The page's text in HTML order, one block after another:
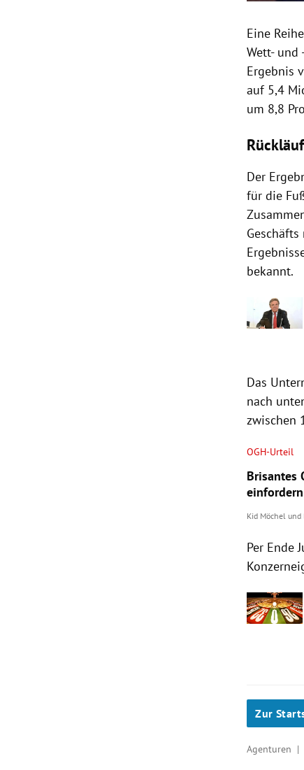
Eine
Wett- und
Ergebnis
auf 5,4
um 8,8
Der
für die
bekannt.
Das
nach
zwischen
OGH-Urteil
Brisantes
einfordern
Kid Möchel und
Per Ende
Zur
Agenturen